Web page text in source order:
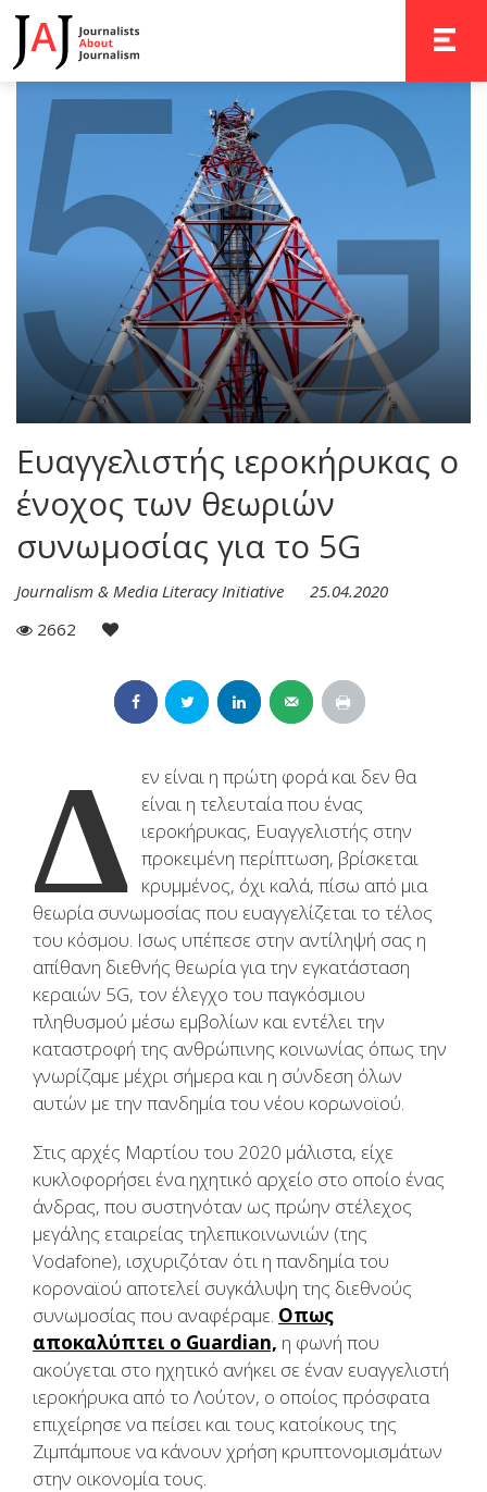
Ευαγγελιστής ιεροκήρυκας ο
ένοχος των θεωριών
συνωμοσίας για το 5G
Journalism & Media Literacy Initiative
25.04.2020
2662
Δ εν είναι η πρώτη φορά και δεν θα
είναι η τελευταία που ένας
ιεροκήρυκας, Ευαγγελιστής στην
προκειμένη περίπτωση, βρίσκεται
κρυμμένος, όχι καλά, πίσω από μια
θεωρία συνωμοσίας που ευαγγελίζεται το τέλος
του κόσμου. Ισως υπέπεσε στην αντίληψή σας η
απίθανη διεθνής θεωρία για την εγκατάσταση
κεραιών 5G, τον έλεγχο του παγκόσμιου
πληθυσμού μέσω εμβολίων και εντέλει την
καταστροφή της ανθρώπινης κοινωνίας όπως την
γνωρίζαμε μέχρι σήμερα και η σύνδεση όλων
αυτών με την πανδημία του νέου κορωνοϊού.
Στις αρχές Μαρτίου του 2020 μάλιστα, είχε
κυκλοφορήσει ένα ηχητικό αρχείο στο οποίο ένας
άνδρας, που συστηνόταν ως πρώην στέλεχος
μεγάλης εταιρείας τηλεπικοινωνιών (της
Vodafone), ισχυριζόταν ότι η πανδημία του
κοροναϊού αποτελεί συγκάλυψη της διεθνούς
συνωμοσίας που αναφέραμε. Οπως
αποκαλύπτει ο Guardian, η φωνή που
ακούγεται στο ηχητικό ανήκει σε έναν ευαγγελιστή
ιεροκήρυκα από το Λούτον, ο οποίος πρόσφατα
επιχείρησε να πείσει και τους κατοίκους της
Ζιμπάμπουε να κάνουν χρήση κρυπτονομισμάτων
στην οικονομία τους.